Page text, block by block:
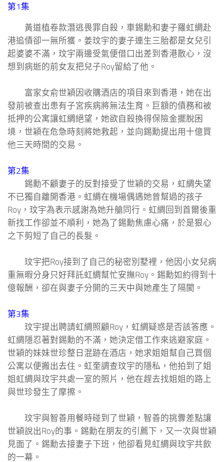
第1集
黃道植卷款潛逃畏罪自殺，車錫勳和妻子羅虹綢赴
港追債卻一無所獲。姜玟宇的妻子連生三胎都是女兒引
起婆婆不滿，玟宇兩邊受氣便借口出差到香港散心，沒
想到病逝的前女友把兒子Roy留給了他。
富家女俞世穎因收購酒店的項目來到香港，她在出
發前被查出患有子宮疾病將無法生育。巨額的債務和被
抵押的公寓讓虹綢絕望，她欲自殺換得保險金擺脫困
境，世穎在危急時刻將她救起，並向錫勳提出用十億買
他三天時間的交易。
第2集
錫勳不顧妻子的反對接受了世穎的交易，虹綢失望
不已獨自離開香港。虹綢在機場偶遇她曾幫過的孩子
Roy，玟宇為表示感謝為她升艙同行。虹綢回到首爾後重
新找工作卻並不順利，她為了錫勳焦慮心痛，於是狠心
之下剪短了自己的長髮。
玟宇把Roy接到了自己的秘密別墅裡，他因小女兒病
重無暇分身只好拜託虹綢幫忙安撫Roy。錫勳如約得到十
億報酬，卻在與妻子分開的三天中與她產生了隔閡。
第3集
玟宇提出聘請虹綢照顧Roy，虹綢疑惑是否該答應。
虹綢隱忍著對錫勳的不滿，她決定借工作來逃避家庭。
世穎的妹妹世珍整日混跡在酒店，她求姐姐幫自己買個
公寓以便搬出去住。虹奎調查玟宇的隱私，他拍到了姐
姐虹綢與玟宇共處一室的照片，他在趕去找姐姐的路上
與世珍發生了摩擦。
玟宇與智善用餐時碰到了世穎，智善的挑釁差點讓
世穎說出Roy的事。錫勳在朋友的引薦下，又一次與世穎
見面了。錫勳去接妻子下班，他卻看見虹綢與玟宇共飲
的一幕。